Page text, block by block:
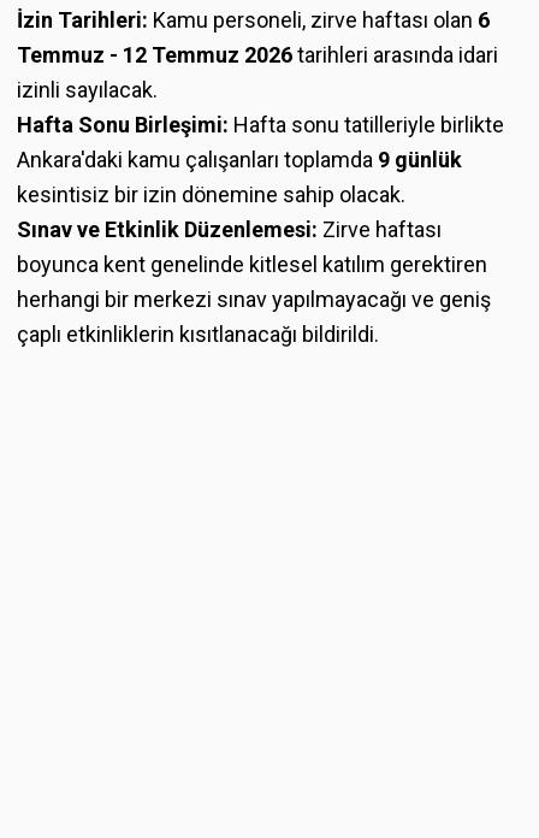
İzin Tarihleri: Kamu personeli, zirve haftası olan 6
Temmuz - 12 Temmuz 2026tarihleri arasında idari
izinli sayılacak.
Hafta Sonu Birleşimi: Hafta sonu tatilleriyle birlikte
Ankara'daki kamu çalışanları toplamda 9 günlük
kesintisiz bir izin dönemine sahip olacak.
Sınav ve Etkinlik Düzenlemesi: Zirve haftası
boyunca kent genelinde kitlesel katılım gerektiren
herhangi bir merkezi sınav yapılmayacağı ve geniş
çaplı etkinliklerin kısıtlanacağı bildirildi.